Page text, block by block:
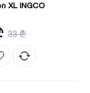
XL INGCO
სმ
33 ₾